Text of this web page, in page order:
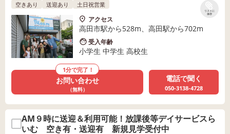
リストに
保存
空きあり 送迎あり 土日祝営業
アクセス
高田市駅から528m、高田駅から702m
受入年齢
小学生 中学生 高校生
1分で完了！
お問い合わせ
（無料）
電話で聞く
050-3138-4728
AM９時に送迎＆利用可能！放課後等デイサービスら
いむ 空き有・送迎有 新規見学受付中